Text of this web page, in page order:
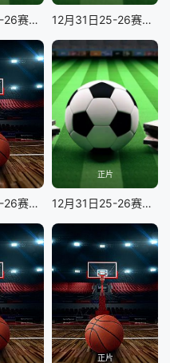
12月31日25-26赛季英超联赛 伯恩利VS纽卡斯尔联 12月31日25-26赛季英超联赛 伯恩茅斯VS切尔西
12月31日25-26赛季NBA常规赛 76人VS灰熊
正片
12月31日25-26赛季英超联赛 阿森纳VS阿斯顿维拉
正片